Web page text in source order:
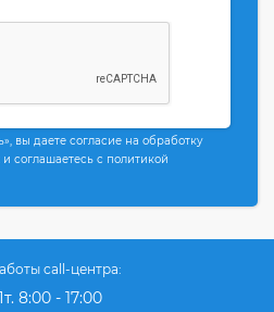
вы даете согласие на обработку
соглашаетесь с политикой
call-центра:
8:00 - 17:00